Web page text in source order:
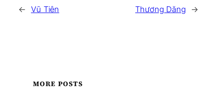
← Vũ Tiên Thương Dăng →
MORE POSTS